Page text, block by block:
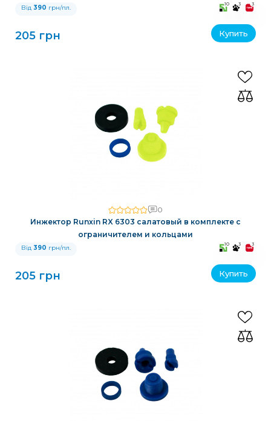
Від 390 грн/пл. 10 3 3
205 грн Купить
0
Инжектор Runxin RX 6303 салатовый в комплекте с
ограничителем и кольцами
Від 390 грн/пл. 10 3 3
205 грн Купить